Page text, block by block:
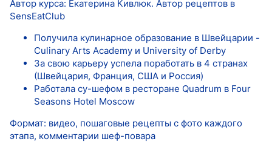
Автор курса: Екатерина Кивлюк. Автор рецептов в
SensEatClub
Получила кулинарное образование в Швейцарии -
Culinary Arts Academy и University of Derby
За свою карьеру успела поработать в 4 странах
(Швейцария, Франция, США и Россия)
Работала су-шефом в ресторане Quadrum в Four
Seasons Hotel Moscow
Формат: видео, пошаговые рецепты с фото каждого
этапа, комментарии шеф-повара